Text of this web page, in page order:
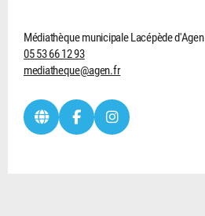
Médiathèque municipale Lacépède d'Agen
05 53 66 12 93
mediatheque@agen.fr